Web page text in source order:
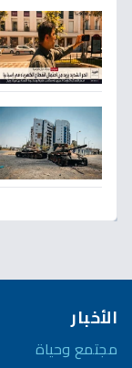
الأخبار
مجتمع وحياة